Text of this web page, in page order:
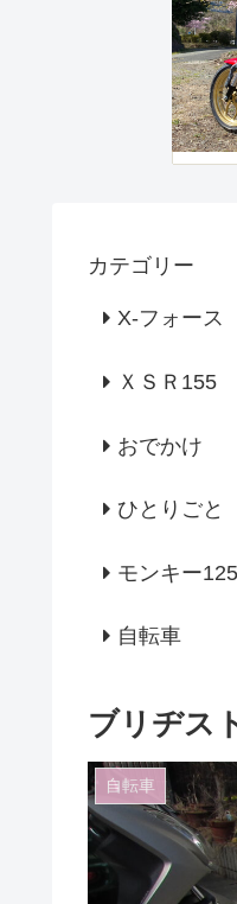
カテゴリー
X-フォース
ＸＳＲ155
おでかけ
ひとりごと
モンキー125
自転車
ブリヂス
自転車